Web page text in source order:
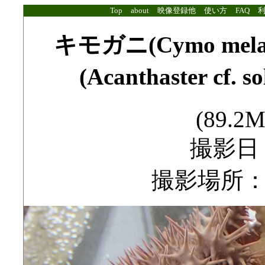
Top about 映像登録他 使い方 FAQ
キモガニ(Cymo
(Acanthaster cf.
撮影日
撮影場所